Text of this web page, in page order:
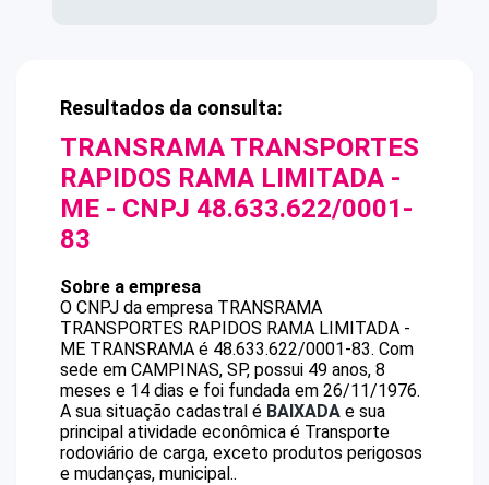
Resultados da consulta:
TRANSRAMA TRANSPORTES
RAPIDOS RAMA LIMITADA -
ME - CNPJ 48.633.622/0001-
83
Sobre a empresa
O CNPJ da empresa TRANSRAMA
TRANSPORTES RAPIDOS RAMA LIMITADA -
ME TRANSRAMA é 48.633.622/0001-83. Com
sede em CAMPINAS, SP, possui 49 anos, 8
meses e 14 dias e foi fundada em 26/11/1976.
A sua situação cadastral é BAIXADA e sua
principal atividade econômica é Transporte
rodoviário de carga, exceto produtos perigosos
e mudanças, municipal..